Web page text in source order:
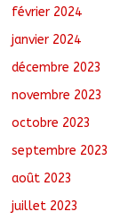
février 2024
janvier 2024
décembre 2023
novembre 2023
octobre 2023
septembre 2023
août 2023
juillet 2023